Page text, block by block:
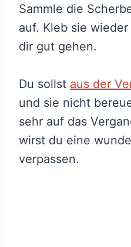
Sammle die
auf. Kleb sie
dir gut gehen.
Du sollst aus der
und sie nicht
sehr auf das
wirst du eine
verpassen.